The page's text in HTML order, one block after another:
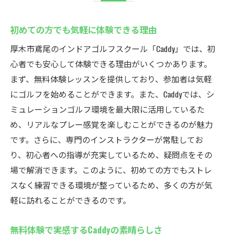
初めての方でも気軽に体験できる理由
厚木市鳶尾のインドアゴルフスクール「Caddy」では、初
心者でも安心して体験できる理由がいくつかあります。
まず、無料体験レッスンを提供しており、参加者は気軽
にゴルフを始めることができます。また、Caddyでは、シ
ミュレーションゴルフ環境を最大限に活用しているた
め、リアルなプレー感覚を楽しむことができるのが魅力
です。さらに、専門のインストラクターが常駐してお
り、初心者への指導が充実しているため、疑問点をその
場で解消できます。このように、初めての方でもストレ
スなく練習できる環境が整っているため、多くの方が気
軽に訪れることができるのです。
無料体験で実感するCaddyの素晴らしさ